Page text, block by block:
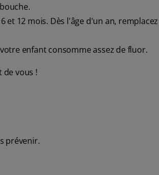
12 mois. Dès l'âge d'un an,
enfant consomme assez de fluor.
de vous !
prévenir.